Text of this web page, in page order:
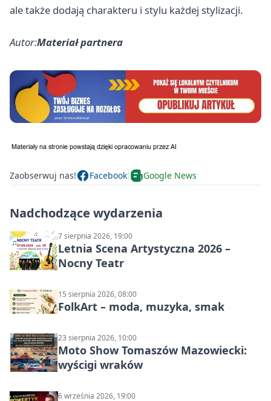
ale także dodają charakteru i stylu każdej stylizacji.
Autor:Materiał partnera
Zaobserwuj nas! Facebook Google News
Nadchodzące wydarzenia
7 sierpnia 2026, 19:00
Letnia Scena Artystyczna 2026 –
Nocny Teatr
15 sierpnia 2026, 08:00
FolkArt – moda, muzyka, smak
23 sierpnia 2026, 10:00
Moto Show Tomaszów Mazowiecki:
wyścigi wraków
6 września 2026, 19:00